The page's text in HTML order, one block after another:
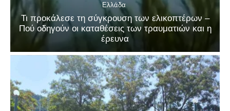
Ελλάδα
Τι προκάλεσε τη σύγκρουση των ελικοπτέρων –
Πού οδηγούν οι καταθέσεις των τραυματιών και η
έρευνα